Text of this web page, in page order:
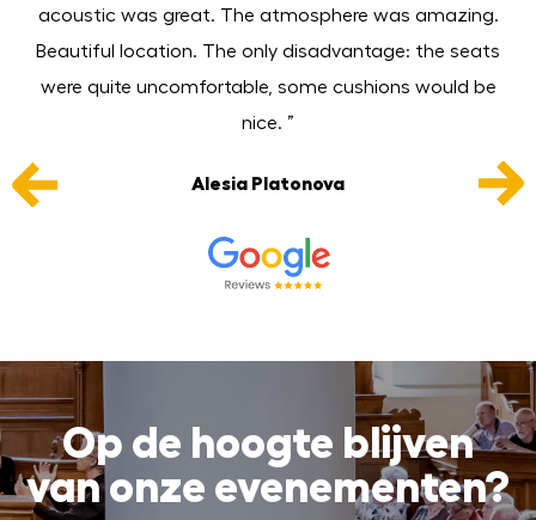
acoustic was great. The atmosphere was amazing.
Beautiful location. The only disadvantage: the seats
were quite uncomfortable, some cushions would be
nice. ”
Alesia Platonova
Op de hoogte blijven
van onze evenementen?